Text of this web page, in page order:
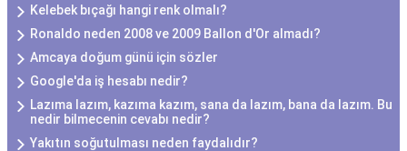
Kelebek bıçağı hangi renk olmalı?
Ronaldo neden 2008 ve 2009 Ballon d'Or almadı?
Amcaya doğum günü için sözler
Google'da iş hesabı nedir?
Lazıma lazım, kazıma kazım, sana da lazım, bana da lazım. Bu
nedir bilmecenin cevabı nedir?
Yakıtın soğutulması neden faydalıdır?